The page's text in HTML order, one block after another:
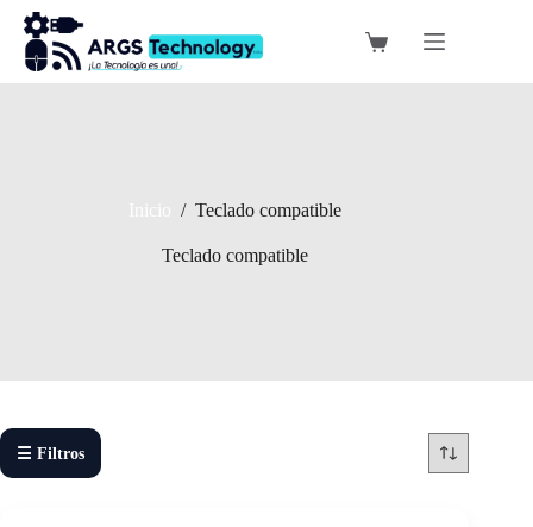
Saltar
contenido
Carro
/ Teclado compatible
Teclado compatible
☰ Filtros